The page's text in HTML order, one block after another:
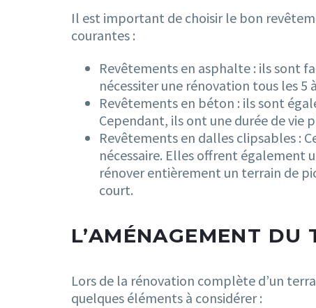
Il est important de choisir le bon
courantes :
Revêtements en asphalte : ils sont
nécessiter une rénovation tous les
Revêtements en béton : ils sont
Cependant, ils ont une durée de vie
Revêtements en dalles clipsables :
nécessaire. Elles offrent également
rénover entièrement un terrain de
court.
L’AMÉNAGEMENT DU
Lors de la rénovation complète d’un
quelques éléments à considérer :